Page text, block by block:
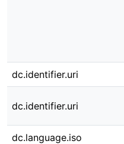
dc.identifier.uri
dc.identifier.uri
dc.language.iso